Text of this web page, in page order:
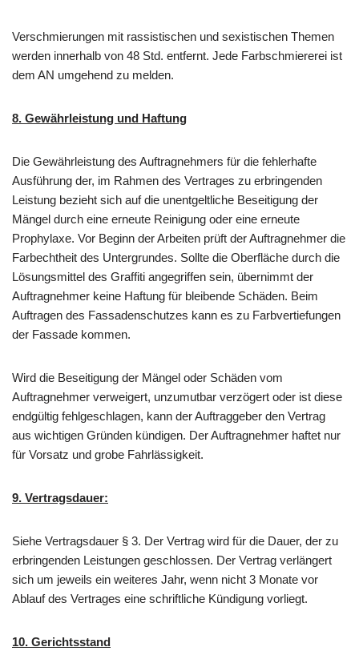
Verschmierungen mit rassistischen und sexistischen Themen
werden innerhalb von 48 Std. entfernt. Jede Farbschmiererei ist
dem AN umgehend zu melden.
8. Gewährleistung und Haftung
Die Gewährleistung des Auftragnehmers für die fehlerhafte
Ausführung der, im Rahmen des Vertrages zu erbringenden
Leistung bezieht sich auf die unentgeltliche Beseitigung der
Mängel durch eine erneute Reinigung oder eine erneute
Prophylaxe. Vor Beginn der Arbeiten prüft der Auftragnehmer die
Farbechtheit des Untergrundes. Sollte die Oberfläche durch die
Lösungsmittel des Graffiti angegriffen sein, übernimmt der
Auftragnehmer keine Haftung für bleibende Schäden. Beim
Auftragen des Fassadenschutzes kann es zu Farbvertiefungen
der Fassade kommen.
Wird die Beseitigung der Mängel oder Schäden vom
Auftragnehmer verweigert, unzumutbar verzögert oder ist diese
endgültig fehlgeschlagen, kann der Auftraggeber den Vertrag
aus wichtigen Gründen kündigen. Der Auftragnehmer haftet nur
für Vorsatz und grobe Fahrlässigkeit.
9. Vertragsdauer:
Siehe Vertragsdauer § 3. Der Vertrag wird für die Dauer, der zu
erbringenden Leistungen geschlossen. Der Vertrag verlängert
sich um jeweils ein weiteres Jahr, wenn nicht 3 Monate vor
Ablauf des Vertrages eine schriftliche Kündigung vorliegt.
10. Gerichtsstand